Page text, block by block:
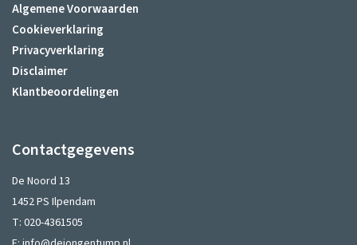
Algemene Voorwaarden
Cookieverklaring
Privacyverklaring
Disclaimer
Klantbeoordelingen
Contactgegevens
De Noord 13
1452 PS Ilpendam
T: 020-4361505